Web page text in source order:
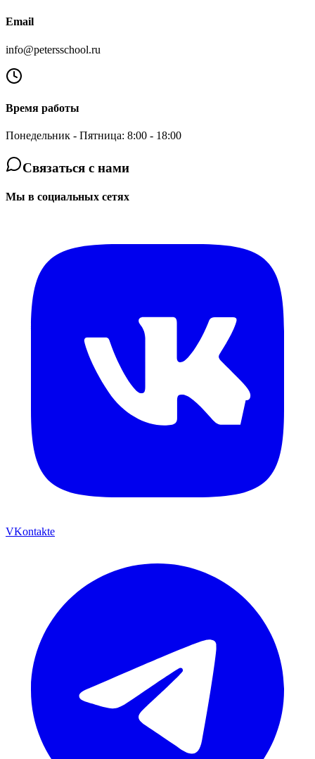
Email
info@petersschool.ru
Время работы
Понедельник - Пятница: 8:00 - 18:00
Связаться с нами
Мы в социальных сетях
VKontakte